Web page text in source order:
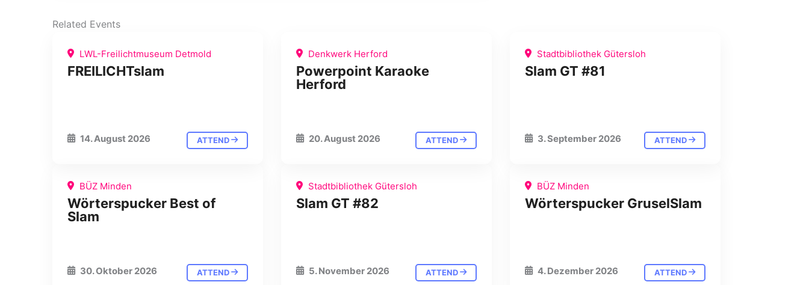
Related Events
LWL-Freilichtmuseum Detmold
FREILICHTslam
14. August 2026 ATTEND
Denkwerk Herford
Powerpoint Karaoke
Herford
20. August 2026 ATTEND
Stadtbibliothek Gütersloh
Slam GT #81
3. September 2026 ATTEND
BÜZ Minden
Wörterspucker Best of
Slam
30. Oktober 2026 ATTEND
Stadtbibliothek Gütersloh
Slam GT #82
5. November 2026 ATTEND
BÜZ Minden
Wörterspucker GruselSlam
4. Dezember 2026 ATTEND